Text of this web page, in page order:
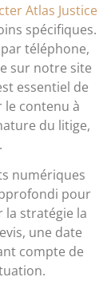
Atlas Justice
spécifiques.
téléphone,
sur notre site
essentiel de
contenu à
du litige,
numériques
pour
stratégie la
une date
compte de